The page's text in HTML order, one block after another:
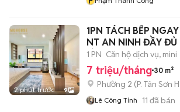
2 phút trước 9
1PN TÁCH BẾP
NT AN NINH ĐẦY ĐỦ
BÌNH
1 PN Căn hộ dịch vụ, mini
7 triệu/tháng 30 m²
Phường 2 (P. Tân Sơn
Lê Công Tính 11 đã bán